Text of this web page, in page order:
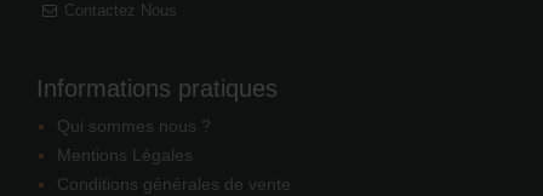
Contactez Nous
Informations pratiques
Qui sommes nous ?
Mentions Légales
Conditions générales de vente